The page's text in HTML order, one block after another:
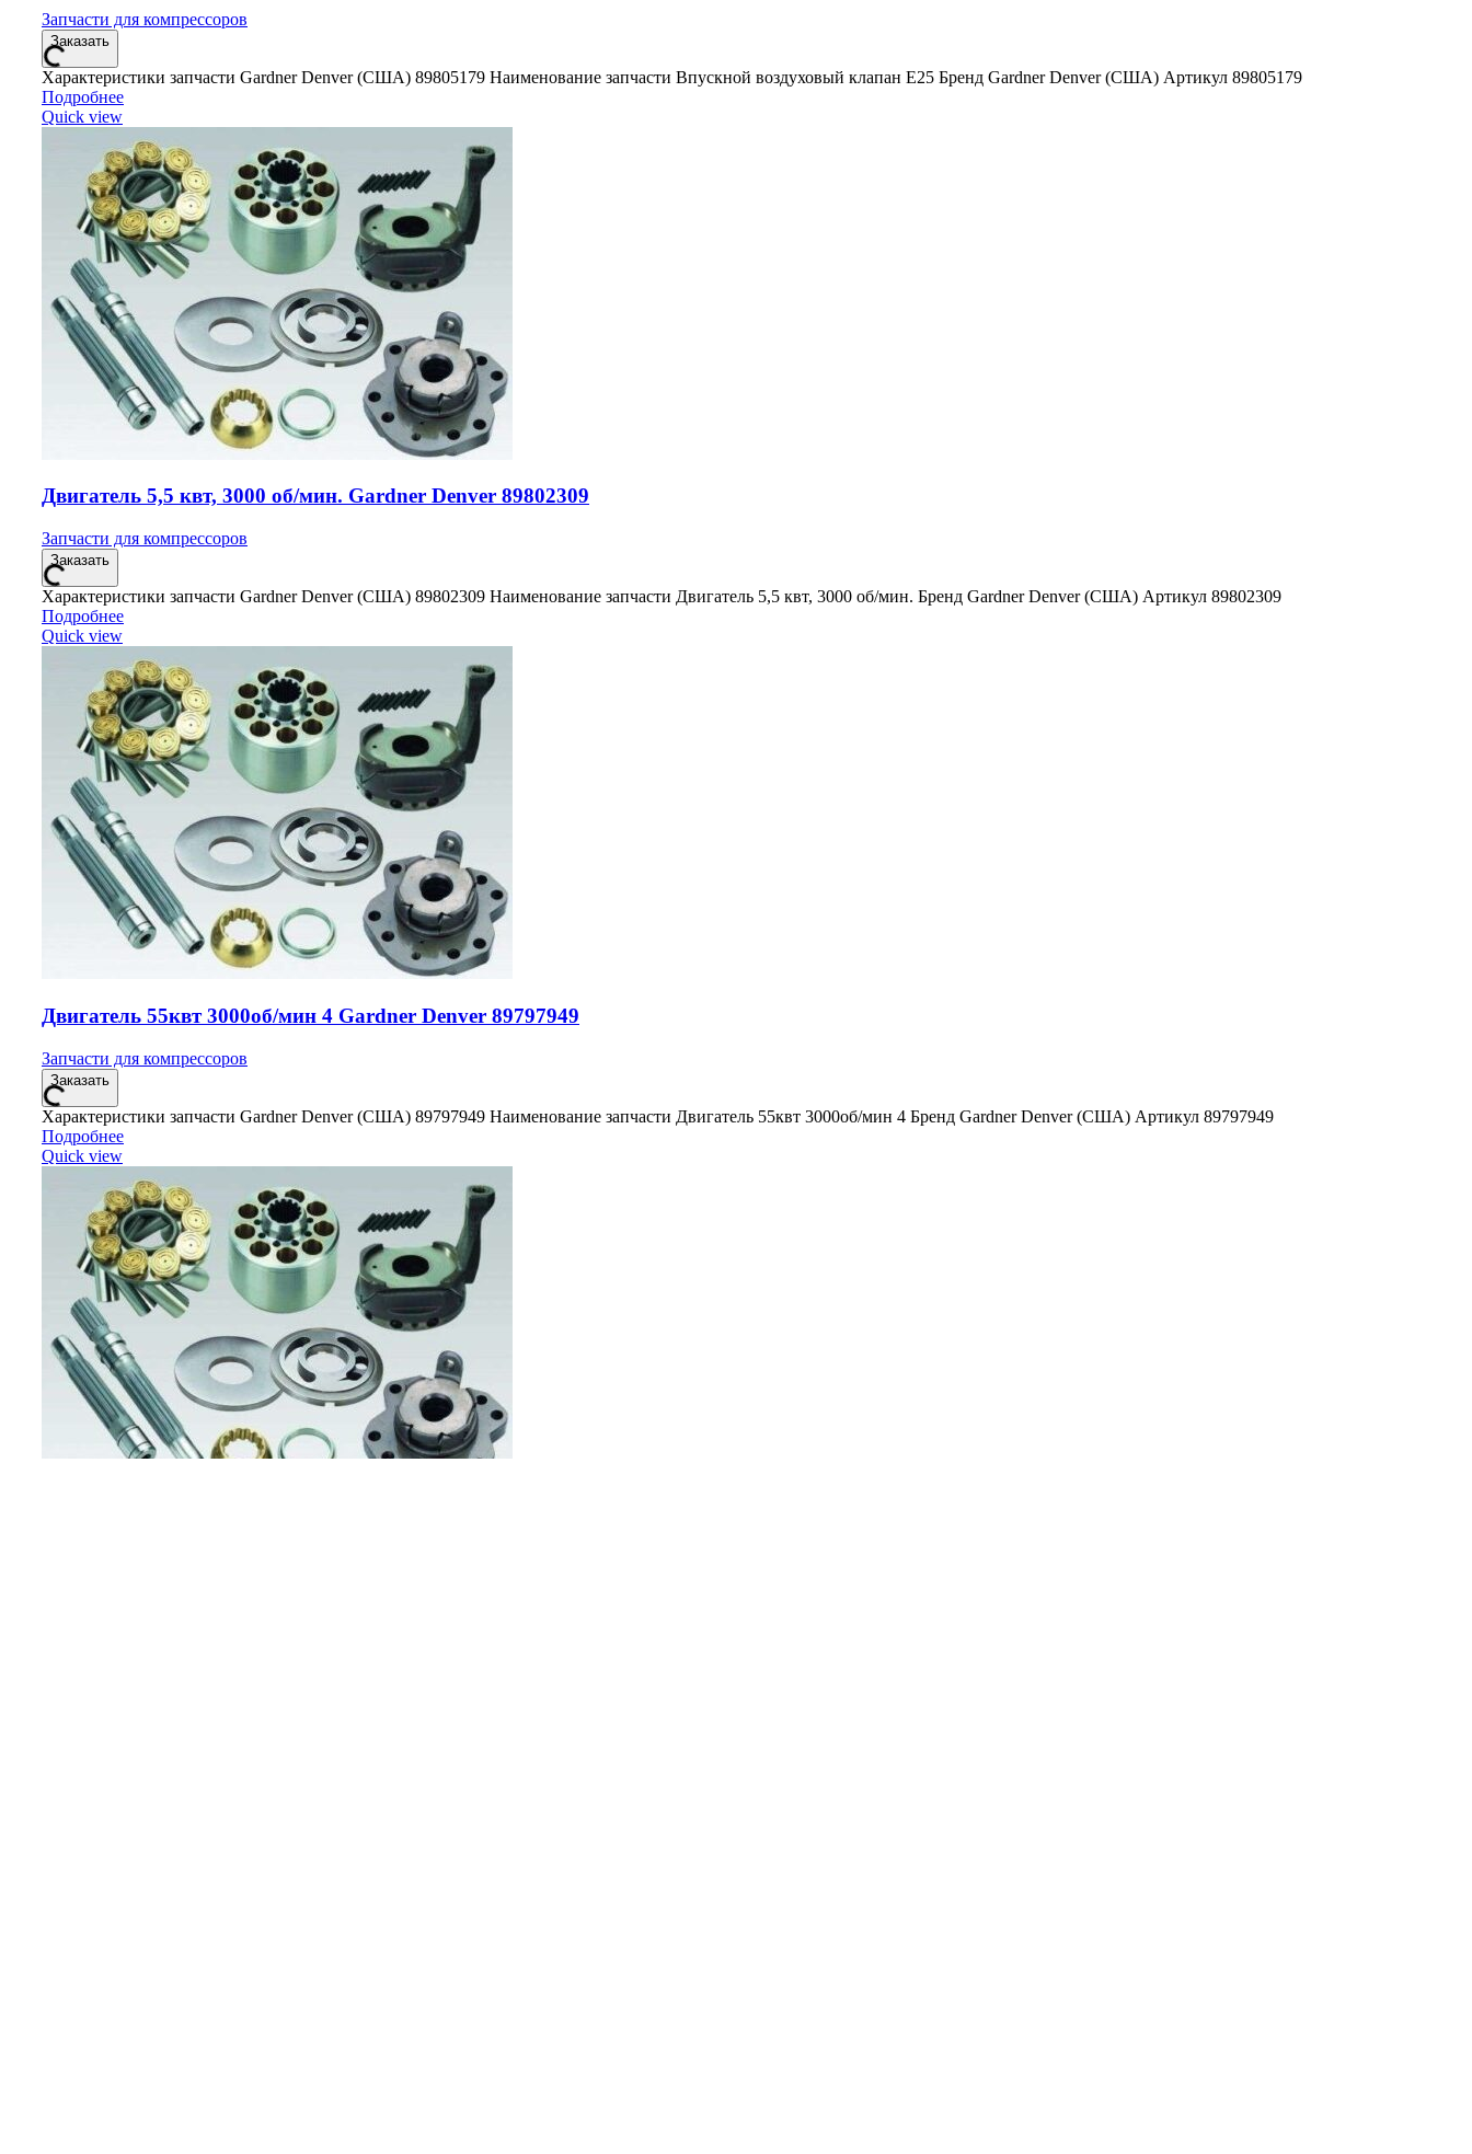
Запчасти для компрессоров
Заказать
Характеристики запчасти Gardner Denver (США) 89805179 Наименование запчасти Впускной воздуховый клапан E25 Бренд Gardner Denver (США) Артикул 89805179
Подробнее
Quick view
Двигатель 5,5 квт, 3000 об/мин. Gardner Denver 89802309
Запчасти для компрессоров
Заказать
Характеристики запчасти Gardner Denver (США) 89802309 Наименование запчасти Двигатель 5,5 квт, 3000 об/мин. Бренд Gardner Denver (США) Артикул 89802309
Подробнее
Quick view
Двигатель 55квт 3000об/мин 4 Gardner Denver 89797949
Запчасти для компрессоров
Заказать
Характеристики запчасти Gardner Denver (США) 89797949 Наименование запчасти Двигатель 55квт 3000об/мин 4 Бренд Gardner Denver (США) Артикул 89797949
Подробнее
Quick view